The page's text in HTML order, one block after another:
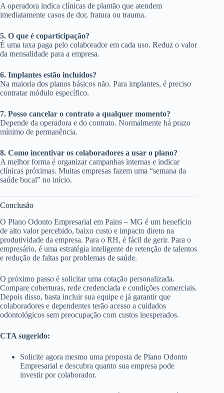
A operadora indica clínicas de plantão que atendem
imediatamente casos de dor, fratura ou trauma.
5. O que é coparticipação?
É uma taxa paga pelo colaborador em cada uso. Reduz o valor
da mensalidade para a empresa.
6. Implantes estão incluídos?
Na maioria dos planos básicos não. Para implantes, é preciso
contratar módulo específico.
7. Posso cancelar o contrato a qualquer momento?
Depende da operadora e do contrato. Normalmente há prazo
mínimo de permanência.
8. Como incentivar os colaboradores a usar o plano?
A melhor forma é organizar campanhas internas e indicar
clínicas próximas. Muitas empresas fazem uma “semana da
saúde bucal” no início.
Conclusão
O Plano Odonto Empresarial em Pains – MG é um benefício
de alto valor percebido, baixo custo e impacto direto na
produtividade da empresa. Para o RH, é fácil de gerir. Para o
empresário, é uma estratégia inteligente de retenção de talentos
e redução de faltas por problemas de saúde.
O próximo passo é solicitar uma cotação personalizada.
Compare coberturas, rede credenciada e condições comerciais.
Depois disso, basta incluir sua equipe e já garantir que
colaboradores e dependentes terão acesso a cuidados
odontológicos sem preocupação com custos inesperados.
CTA sugerido:
Solicite agora mesmo uma proposta de Plano Odonto
Empresarial e descubra quanto sua empresa pode
investir por colaborador.